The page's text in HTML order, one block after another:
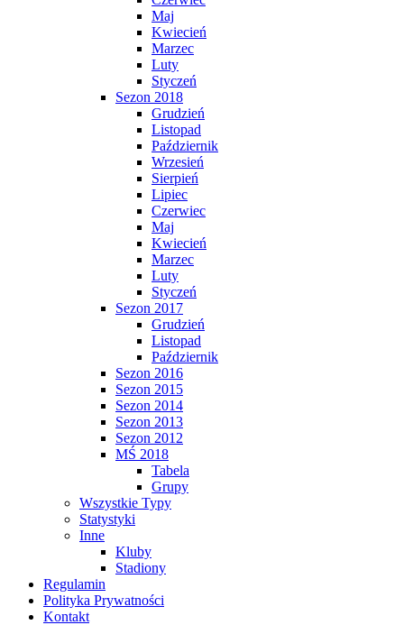
Maj
Kwiecień
Marzec
Luty
Styczeń
Sezon 2018
Grudzień
Listopad
Październik
Wrzesień
Sierpień
Lipiec
Czerwiec
Maj
Kwiecień
Marzec
Luty
Styczeń
Sezon 2017
Grudzień
Listopad
Październik
Sezon 2016
Sezon 2015
Sezon 2014
Sezon 2013
Sezon 2012
MŚ 2018
Tabela
Grupy
Wszystkie Typy
Statystyki
Inne
Kluby
Stadiony
Regulamin
Polityka Prywatności
Kontakt